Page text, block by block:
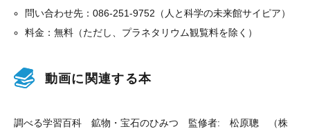
問い合わせ先：086-251-9752（人と科学の未来館サイピア）
料金：無料（ただし、プラネタリウム観覧料を除く）
動画に関連する本
調べる学習百科 鉱物・宝石のひみつ 監修者: 松原聰 （株